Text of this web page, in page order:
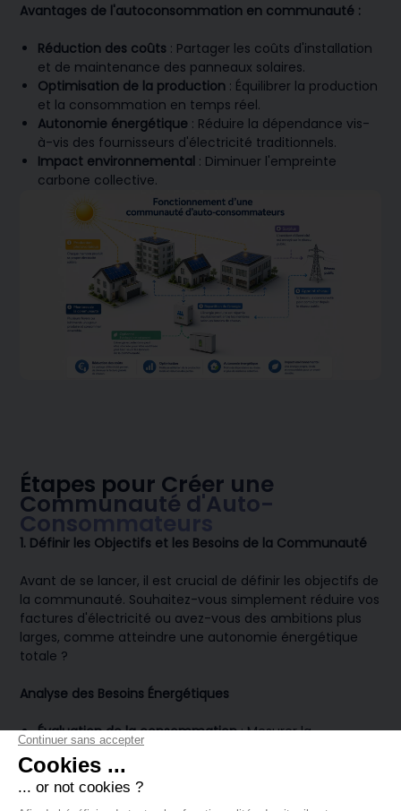
Avantages de l'autoconsommation en communauté :
Réduction des coûts: Partager les coûts d'installation
et de maintenance des panneaux solaires.
Optimisation de la production: Équilibrer la production
et la consommation en temps réel.
Autonomie énergétique: Réduire la dépendance vis-
à-vis des fournisseurs d'électricité traditionnels.
Impact environnemental: Diminuer l'empreinte
carbone collective.
Étapes pour Créer une
Communauté d'Auto-
Consommateurs
1. Définir les Objectifs et les Besoins de la Communauté
Avant de se lancer, il est crucial de définir les objectifs de
la communauté. Souhaitez-vous simplement réduire vos
factures d'électricité ou avez-vous des ambitions plus
larges, comme atteindre une autonomie énergétique
totale ?
Analyse des Besoins Énergétiques
Évaluation de la consommation: Mesurer la
consommation d'électricité actuelle de chaque
membre potentiel.
Capacité de production
production des toitures disponibles pour l'installation